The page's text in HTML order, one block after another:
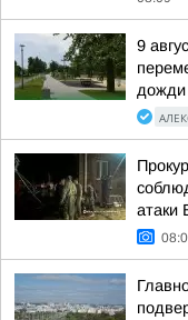
9
дожди
атаки